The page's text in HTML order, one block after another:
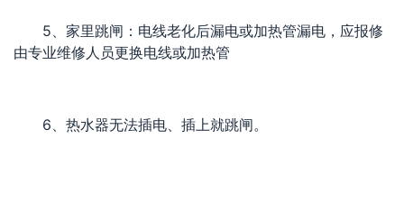
5、家里跳闸：电线老化后漏电或加热管漏电，应报修
由专业维修人员更换电线或加热管
6、热水器无法插电、插上就跳闸。